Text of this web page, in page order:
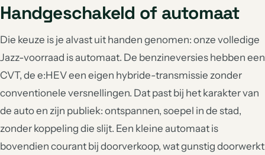
Handgeschakeld of automaat
Die keuze is je alvast uit handen genomen: onze volledige
Jazz-voorraad is automaat. De benzineversies hebben een
CVT, de e:HEV een eigen hybride-transmissie zonder
conventionele versnellingen. Dat past bij het karakter van
de auto en zijn publiek: ontspannen, soepel in de stad,
zonder koppeling die slijt. Een kleine automaat is
bovendien courant bij doorverkoop, wat gunstig doorwerkt